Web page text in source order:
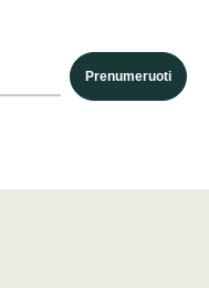
Prenumeruoti